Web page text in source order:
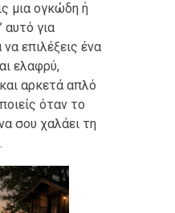
μια ογκώδη ή
αυτό για
επιλέξεις ένα
ελαφρύ,
αρκετά απλό
όταν το
σου χαλάει τη